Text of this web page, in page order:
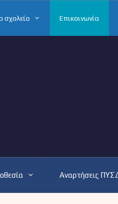
σχολείο Επικοινωνία
Αναρτήσεις